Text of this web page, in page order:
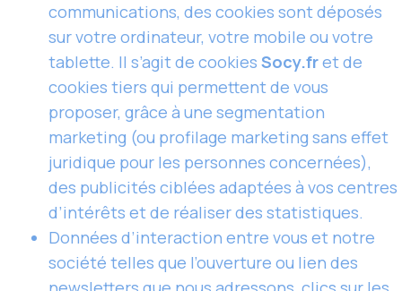
communications, des cookies sont déposés
sur votre ordinateur, votre mobile ou votre
tablette. Il s’agit de cookies Socy.fret de
cookies tiers qui permettent de vous
proposer, grâce à une segmentation
marketing (ou profilage marketing sans effet
juridique pour les personnes concernées),
des publicités ciblées adaptées à vos centres
d’intérêts et de réaliser des statistiques.
Données d’interaction entre vous et notre
société telles que l’ouverture ou lien des